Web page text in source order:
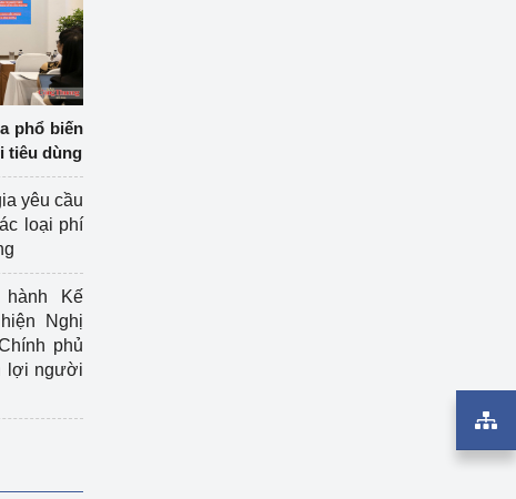
phổ biến
tiêu dùng
yêu cầu
loại phí
Kế
Nghị
phủ
lợi người